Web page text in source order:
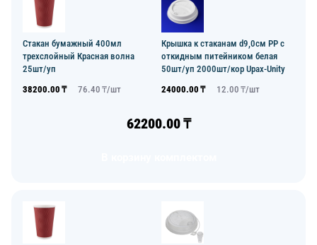
Стакан бумажный 400мл
трехслойный Красная волна
25шт/уп
38200.00 ₸ 76.40 ₸/шт
Крышка к стаканам d9,0см PP с
откидным питейником белая
50шт/уп 2000шт/кор Upax-Unity
24000.00 ₸ 12.00 ₸/шт
62200.00₸